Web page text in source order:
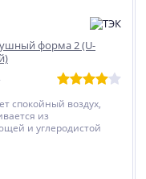
форма 2 (U-
спокойный воздух,
из
и углеродистой